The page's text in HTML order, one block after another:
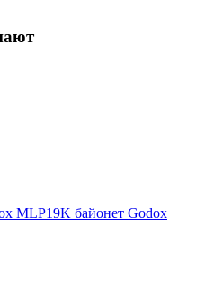
MLP19K байонет Godox